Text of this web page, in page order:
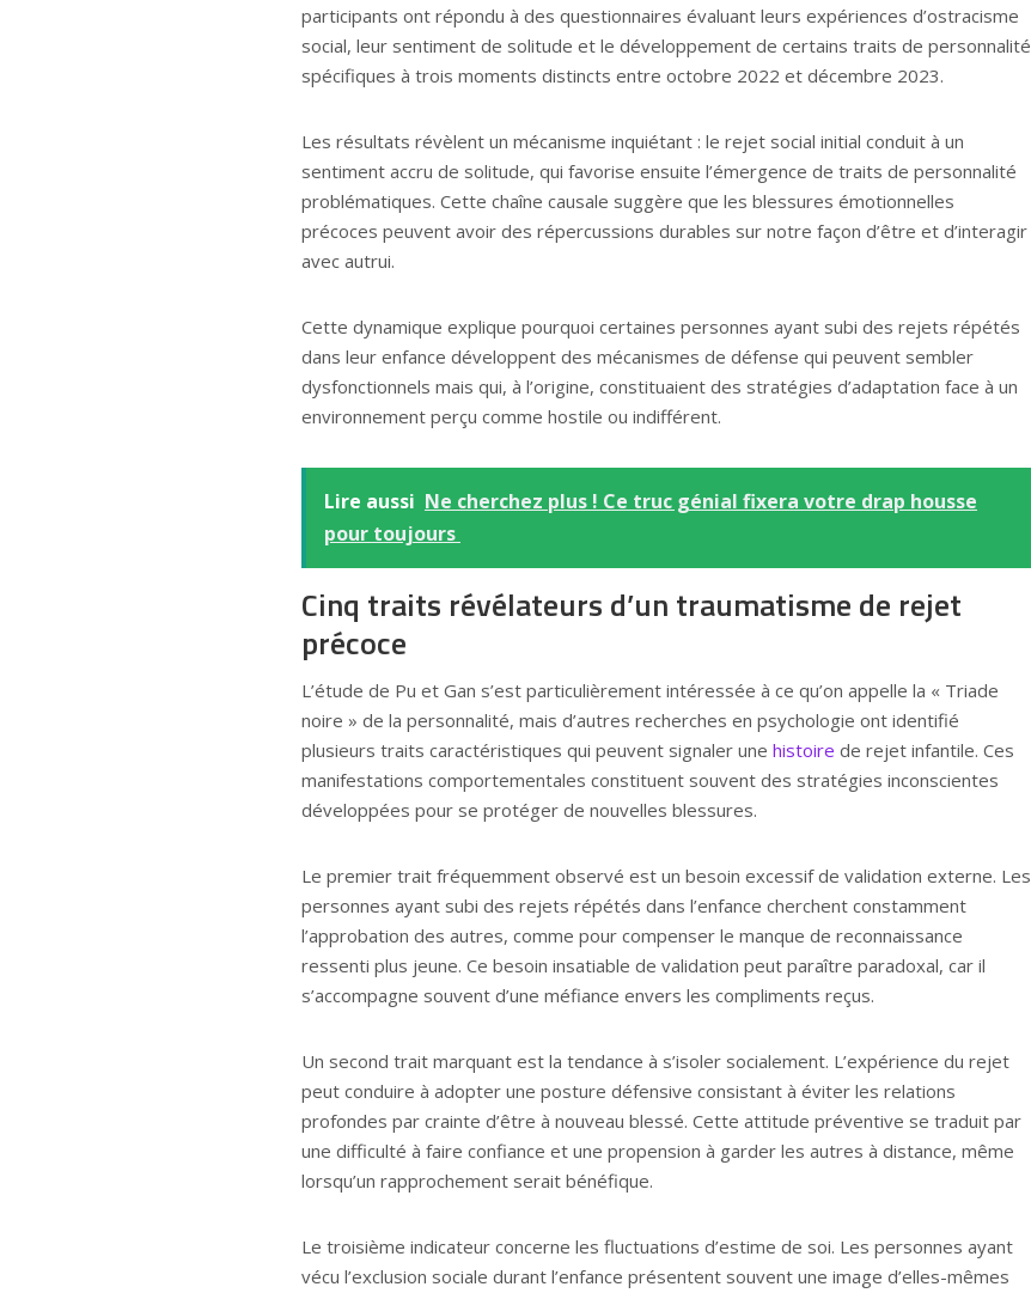
participants ont répondu à des questionnaires évaluant leurs expériences d’ostracisme
social, leur sentiment de solitude et le développement de certains traits de personnalité
spécifiques à trois moments distincts entre octobre 2022 et décembre 2023.
Les résultats révèlent un mécanisme inquiétant : le rejet social initial conduit à un
sentiment accru de solitude, qui favorise ensuite l’émergence de traits de personnalité
problématiques. Cette chaîne causale suggère que les blessures émotionnelles
précoces peuvent avoir des répercussions durables sur notre façon d’être et d’interagir
avec autrui.
Cette dynamique explique pourquoi certaines personnes ayant subi des rejets répétés
dans leur enfance développent des mécanismes de défense qui peuvent sembler
dysfonctionnels mais qui, à l’origine, constituaient des stratégies d’adaptation face à un
environnement perçu comme hostile ou indifférent.
Lire aussi Ne cherchez plus ! Ce truc génial fixera votre drap housse
pour toujours
Cinq traits révélateurs d’un traumatisme de rejet
précoce
L’étude de Pu et Gan s’est particulièrement intéressée à ce qu’on appelle la « Triade
noire » de la personnalité, mais d’autres recherches en psychologie ont identifié
plusieurs traits caractéristiques qui peuvent signaler une histoire de rejet infantile. Ces
manifestations comportementales constituent souvent des stratégies inconscientes
développées pour se protéger de nouvelles blessures.
Le premier trait fréquemment observé est un besoin excessif de validation externe. Les
personnes ayant subi des rejets répétés dans l’enfance cherchent constamment
l’approbation des autres, comme pour compenser le manque de reconnaissance
ressenti plus jeune. Ce besoin insatiable de validation peut paraître paradoxal, car il
s’accompagne souvent d’une méfiance envers les compliments reçus.
Un second trait marquant est la tendance à s’isoler socialement. L’expérience du rejet
peut conduire à adopter une posture défensive consistant à éviter les relations
profondes par crainte d’être à nouveau blessé. Cette attitude préventive se traduit par
une difficulté à faire confiance et une propension à garder les autres à distance, même
lorsqu’un rapprochement serait bénéfique.
Le troisième indicateur concerne les fluctuations d’estime de soi. Les personnes ayant
vécu l’exclusion sociale durant l’enfance présentent souvent une image d’elles-mêmes